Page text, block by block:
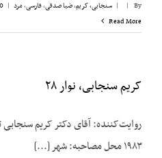
By
|
| سنجابی، کریم,ضیا صدقی,فارسی,مرد |
0 Comments
Read More
کریم سنجابی، نوار ۲۸
روایت‌‌کننده: آقای دکتر کریم
۱۹۸۳ محل مصاحبه: شهر [...]